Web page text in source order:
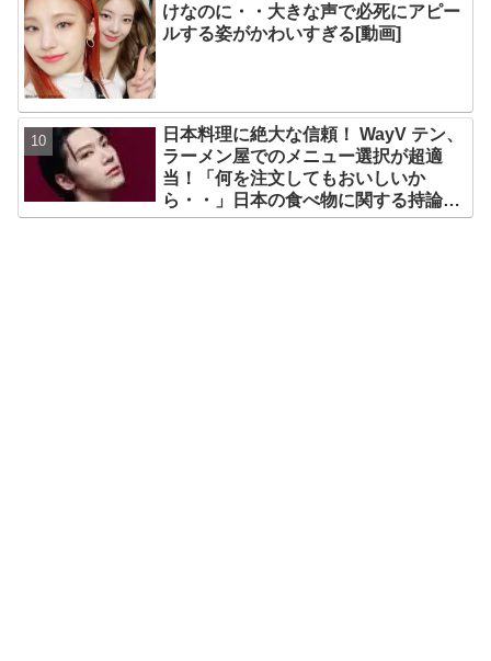
けなのに・・大きな声で必死にアピー
ルする姿がかわいすぎる[動画]
日本料理に絶大な信頼！ WayV テン、
ラーメン屋でのメニュー選択が超適
当！「何を注文してもおいしいか
ら・・」日本の食べ物に関する持論を
明かす